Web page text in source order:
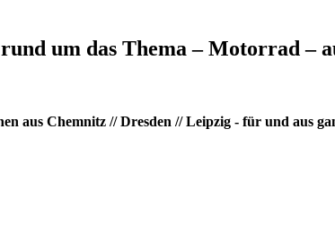
um das Thema – Motorrad –
Chemnitz // Dresden // Leipzig - für und aus